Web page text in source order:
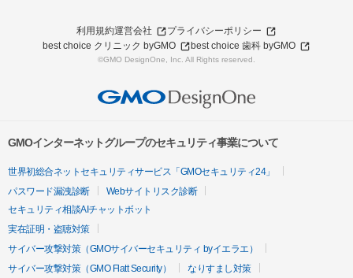
利用規約運営会社
プライバシーポリシー
best choice クリニック byGMO
best choice 歯科 byGMO
©GMO DesignOne, Inc. All Rights reserved.
GMOインターネットグループのセキュリティ事業について
世界初総合ネットセキュリティサービス「GMOセキュリティ24」
パスワード漏洩診断
Webサイトリスク診断
セキュリティ相談AIチャットボット
実在証明・盗聴対策
サイバー攻撃対策（GMOサイバーセキュリティ byイエラエ）
サイバー攻撃対策（GMO Flatt Security）
なりすまし対策